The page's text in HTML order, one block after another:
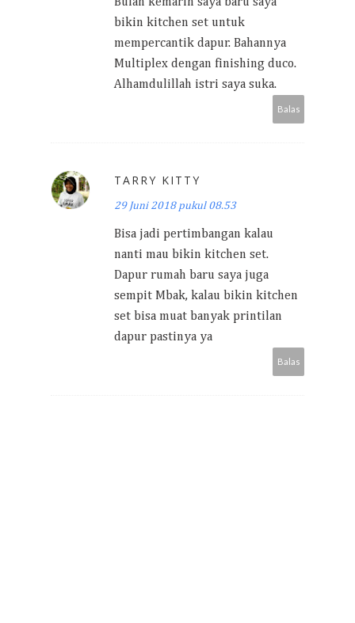
bikin kitchen set untuk
mempercantik dapur. Bahannya
Multiplex dengan finishing duco.
Alhamdulillah istri saya suka.
Balas
TARRY KITTY
29 Juni 2018 pukul 08.53
Bisa jadi pertimbangan kalau
nanti mau bikin kitchen set.
Dapur rumah baru saya juga
sempit Mbak, kalau bikin kitchen
set bisa muat banyak printilan
dapur pastinya ya
Balas